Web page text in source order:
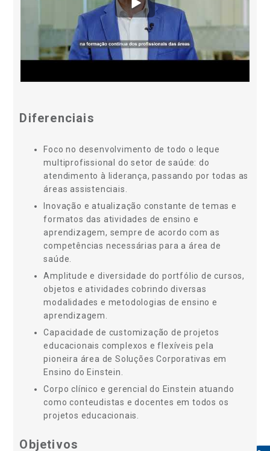
Diferenciais
Foco no desenvolvimento de todo o leque
multiprofissional do setor de saúde: do
atendimento à liderança, passando por todas as
áreas assistenciais.
Inovação e atualização constante de temas e
formatos das atividades de ensino e
aprendizagem, sempre de acordo com as
competências necessárias para a área de
saúde.
Amplitude e diversidade do portfólio de cursos,
objetos e atividades cobrindo diversas
modalidades e metodologias de ensino e
aprendizagem.
Capacidade de customização de projetos
educacionais complexos e flexíveis pela
pioneira área de Soluções Corporativas em
Ensino do Einstein.
Corpo clínico e gerencial do Einstein atuando
como conteudistas e docentes em todos os
projetos educacionais.
Objetivos